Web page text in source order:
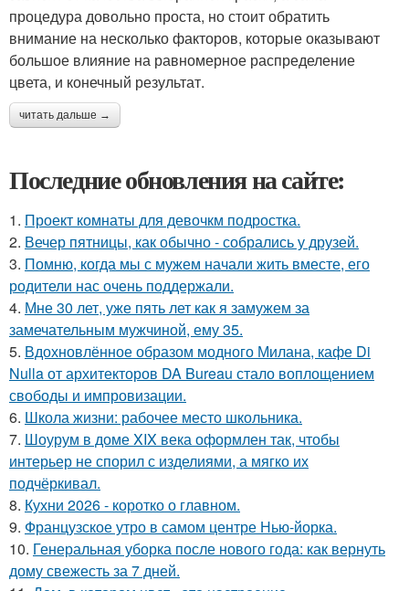
процедура довольно проста, но стоит обратить
внимание на несколько факторов, которые оказывают
большое влияние на равномерное распределение
цвета, и конечный результат.
читать дальше →
Последние обновления на сайте:
1. Проект комнаты для девочкм подростка.
2. Вечер пятницы, как обычно - собрались у друзей.
3. Помню, когда мы с мужем начали жить вместе, его
родители нас очень поддержали.
4. Мне 30 лет, уже пять лет как я замужем за
замечательным мужчиной, ему 35.
5. Вдохновлённое образом модного Милана, кафе Di
Nulla от архитекторов DA Bureau стало воплощением
свободы и импровизации.
6. Школа жизни: рабочее место школьника.
7. Шоурум в доме XIX века оформлен так, чтобы
интерьер не спорил с изделиями, а мягко их
подчёркивал.
8. Кухни 2026 - коротко о главном.
9. Французское утро в самом центре Нью-йорка.
10. Генеральная уборка после нового года: как вернуть
дому свежесть за 7 дней.